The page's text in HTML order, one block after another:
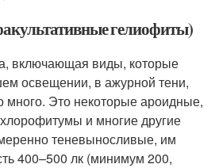
гелиофиты)
включающая виды, которые
освещении, в ажурной тени,
много. Это некоторые ароидные,
и многие другие
теневыносливые, им
400–500 лк (минимум 200,